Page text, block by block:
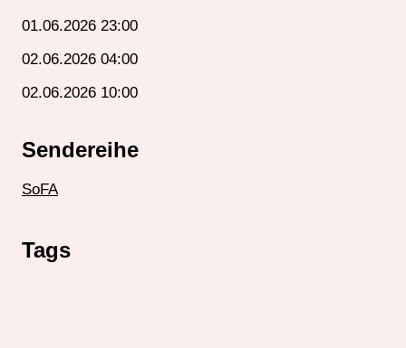
01.06.2026 23:00
02.06.2026 04:00
02.06.2026 10:00
Sendereihe
SoFA
Tags